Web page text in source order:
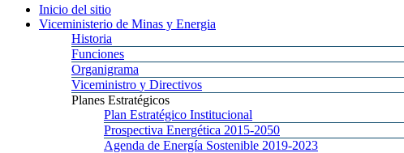
Inicio del sitio
Viceministerio de Minas y Energia
Historia
Funciones
Organigrama
Viceministro y Directivos
Planes Estratégicos
Plan Estratégico Institucional
Prospectiva Energética 2015-2050
Agenda de Energía Sostenible 2019-2023